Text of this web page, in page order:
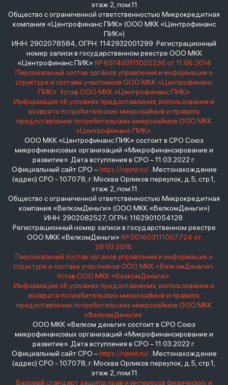
этаж 2, пом.11
Общество с ограниченной ответственностью Микрокредитная
компания «Центрофинанс ПИК» (ООО МКК «Центрофинанс
ПИК»)
ИНН: 2902078584, ОГРН: 1142932001299 Регистрационный
номер записи в государственном реестре ООО МКК
«Центрофинанс ПИК» № 651403111005236 от 11.06.2014
Персональный состав органов управления и информация о
структуре и составе участников ООО МКК «Центрофинанс
ПИК» Устав ООО МКК «Центрофинанс ПИК»
Информация об условиях предоставления, использования и
возврата потребительских микрозаймов и правила
предоставления потребительских микрозаймов ООО МКК
«Центрофинанс ПИК»
ООО МКК «Центрофинанс ПИК» состоит в СРО Союз
микрофинансовых организаций «Микрофинансирование и
развитие». Дата вступления в СРО – 11.03.2022 г.
Официальный сайт СРО –https://npmir.ru/. Местонахождение
(адрес) СРО - 107078, г. Москва Орликов переулок, д.5, стр.1,
этаж 2, пом.11
Общество с ограниченной ответственностью Микрокредитная
компания «ВелкомДеньги» (ООО МКК «ВелкомДеньги»)
ИНН: 2902082527, ОГРН: 1162901054128
Регистрационный номер записи в государственном реестре
ООО МКК «ВелкомДеньги» № 001603111007724 от
28.03.2016
Персональный состав органов управления и информация о
структуре и составе участников ООО МКК «ВелкомДеньги»
Устав ООО МКК «ВелкомДеньги»
Информация об условиях предоставления, использования и
возврата потребительских микрозаймов и правила
предоставления потребительских микрозаймов ООО МКК
«ВелкомДеньги»
ООО МКК «Велком деньги» состоит в СРО Союз
микрофинансовых организаций «Микрофинансирование и
развитие». Дата вступления в СРО – 11.03.2022 г.
Официальный сайт СРО –https://npmir.ru/. Местонахождение
(адрес) СРО - 107078, г. Москва Орликов переулок, д.5, стр.1,
этаж 2, пом.11
Базовый стандарт защиты прав и интересов физических и